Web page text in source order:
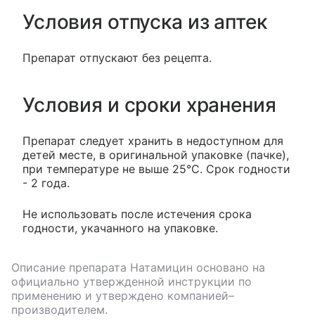
Условия отпуска из аптек
Препарат отпускают без рецепта.
Условия и сроки хранения
Препарат следует хранить в недоступном для
детей месте, в оригинальной упаковке (пачке),
при температуре не выше 25°С. Срок годности
- 2 года.
Не использовать после истечения срока
годности, укачанного на упаковке.
Описание препарата Натамицин основано на
официально утвержденной инструкции по
применению и утверждено компанией–
производителем.